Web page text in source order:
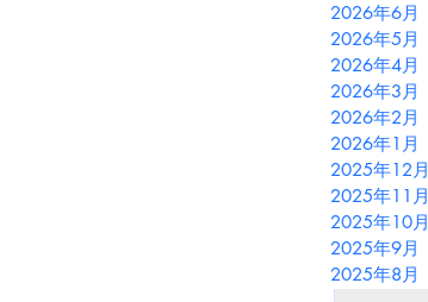
2026年6月
2026年5月
2026年4月
2026年3月
2026年2月
2026年1月
2025年12月
2025年11月
2025年10月
2025年9月
2025年8月